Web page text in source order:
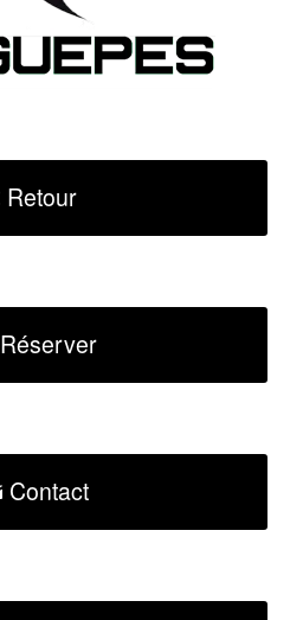
Retour
Réserver
Contact